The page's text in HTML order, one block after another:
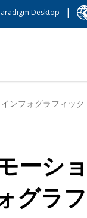
Desktop |
ンフォグラフィック
ーシ
グラ